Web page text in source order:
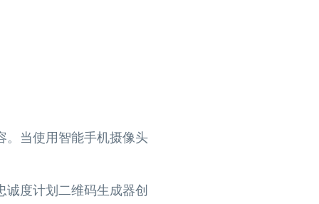
。当使用智能手机摄像头
诚度计划二维码生成器创